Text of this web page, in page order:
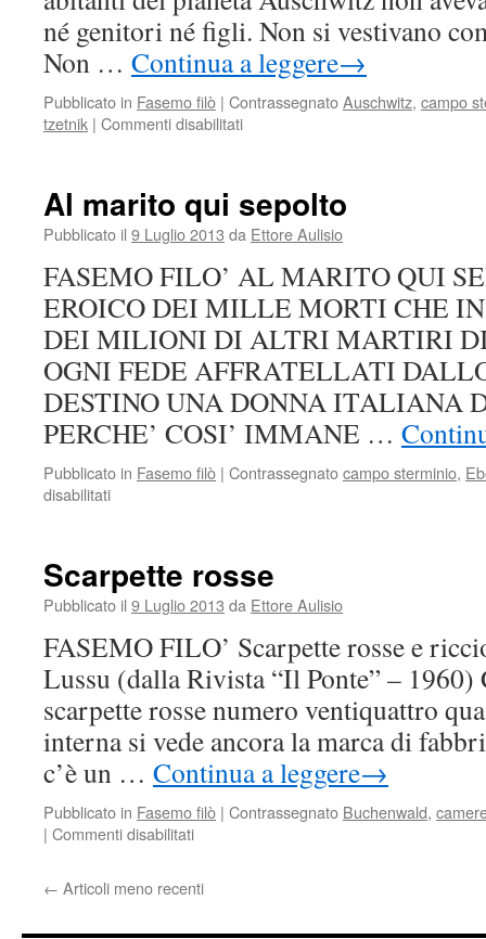
né genitori né figli. Non si vestivano
Non … Continua a leggere→
Pubblicato in Fasemo filò | ContrassegnatoAuschwitz, campo
tzetnik | Commenti disabilitati
Al marito qui sepolto
Pubblicato il 9 Luglio 2013 da Ettore Aulisio
FASEMO FILO’ AL MARITO QUI
EROICO DEI MILLE MORTI CHE
DEI MILIONI DI ALTRI MARTIRI
OGNI FEDE AFFRATELLATI
DESTINO UNA DONNA ITALIANA
PERCHE’ COSI’ IMMANE …
Pubblicato in Fasemo filò | Contrassegnatocampo sterminio,
disabilitati
sepolto
Scarpette rosse
Pubblicato il 9 Luglio 2013 da Ettore Aulisio
FASEMO FILO’ Scarpette rosse e
Lussu (dalla Rivista “Il Ponte” – 1960)
scarpette rosse numero ventiquattro
interna si vede ancora la marca di
c’è un … Continua a leggere→
Pubblicato in Fasemo filò | Contrassegnato Buchenwald,
| Commenti disabilitati
← Articoli meno recenti